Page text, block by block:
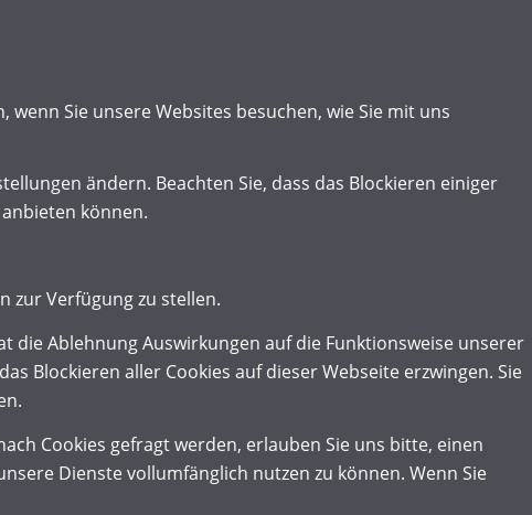
Sie unsere Websites besuchen, wie Sie mit uns
ändern. Beachten Sie, dass das Blockieren einiger
können.
zur Verfügung zu stellen.
Ablehnung Auswirkungen auf die Funktionsweise unserer
Blockieren aller Cookies auf dieser Webseite erzwingen. Sie
Cookies gefragt werden, erlauben Sie uns bitte, einen
Dienste vollumfänglich nutzen zu können. Wenn Sie